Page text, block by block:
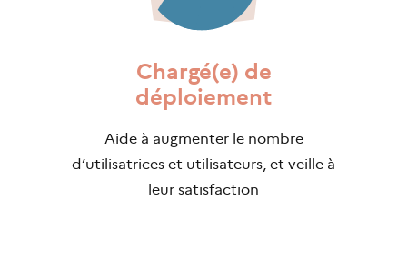
Chargé(e) de
déploiement
Aide à augmenter le nombre
d’utilisatrices et utilisateurs, et veille à
leur satisfaction